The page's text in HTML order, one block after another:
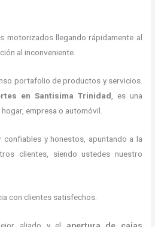
motorizados llegando rápidamente al
al inconveniente.
portafolio de productos y servicios.
en Santisima Trinidad, es una
empresa o automóvil.
y honestos, apuntando a la
clientes, siendo ustedes nuestro
con clientes satisfechos.